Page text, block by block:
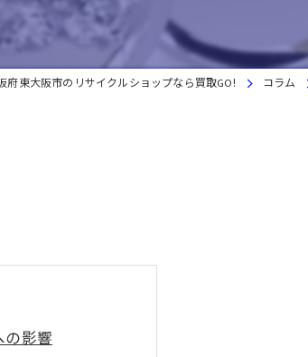
古着
府東大阪市のリサイクルショップなら買取GO! コラム
の影響